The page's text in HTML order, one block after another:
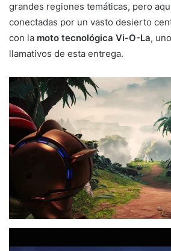
grandes regiones temáticas, pero
conectadas por un vasto desierto
con la moto tecnológica Vi-O-La,
llamativos de esta entrega.